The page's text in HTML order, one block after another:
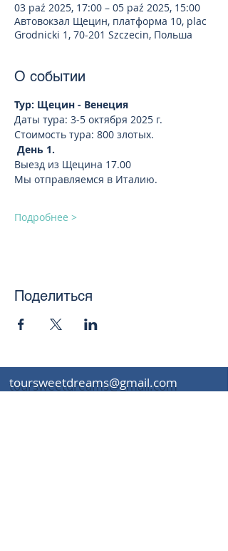
03 paź 2025, 17:00 – 05 paź 2025, 15:00
Автовокзал Щецин, платформа 10, plac
Grodnicki 1, 70-201 Szczecin, Польша
О событии
Тур: Щецин - Венеция
Даты тура: 3-5 октября 2025 г.
Стоимость тура: 800 злотых.
День 1.
Выезд из Щецина 17.00
Мы отправляемся в Италию.
Подробнее >
Поделиться
toursweetdreams@gmail.com